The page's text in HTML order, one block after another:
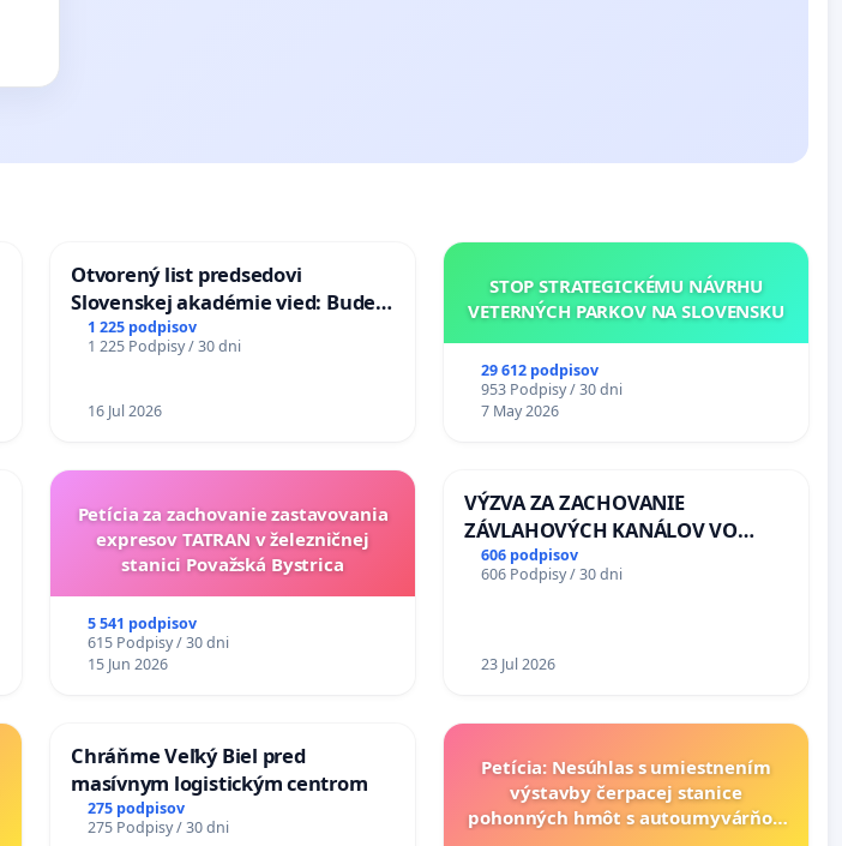
Otvorený list predsedovi
Slovenskej akadémie vied: Bude
mať Vízia Slovenska 2040 mravnú
chrbticu?
1 225 podpisov
1 225 Podpisy / 30 dni
16 Jul 2026
STOP STRATEGICKÉMU NÁVRHU
VETERNÝCH PARKOV NA SLOVENSKU
29 612 podpisov
953 Podpisy / 30 dni
7 May 2026
Petícia za zachovanie zastavovania
expresov TATRAN v železničnej
stanici Považská Bystrica
5 541 podpisov
615 Podpisy / 30 dni
15 Jun 2026
VÝZVA ZA ZACHOVANIE
ZÁVLAHOVÝCH KANÁLOV VO
VÝLUČNOM VLASTNÍCTVE A POD
KONTROLOU SLOVENSKEJ
a odvodňovacích kanálov na
606 podpisov
606 Podpisy / 30 dni
23 Jul 2026
Chráňme Veľký Biel pred
masívnym logistickým centrom
275 podpisov
275 Podpisy / 30 dni
Petícia: Nesúhlas s umiestnením
výstavby čerpacej stanice
pohonných hmôt s autoumyvárňou